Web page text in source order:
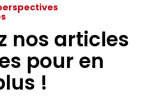
nos articles
pour en
!